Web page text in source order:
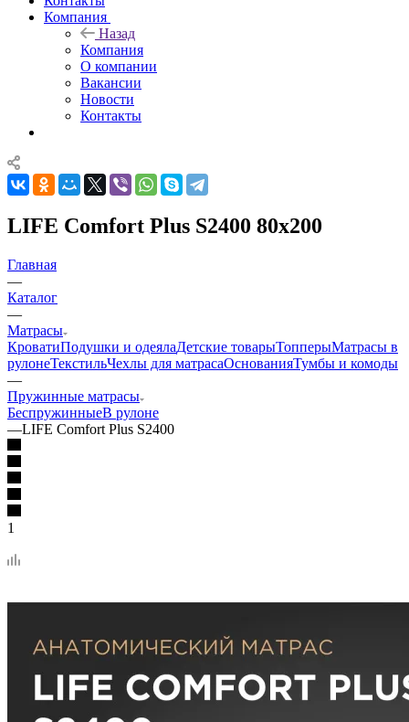
Компания
Назад
Компания
О компании
Вакансии
Новости
Контакты
LIFE Comfort Plus S2400 80x200
Главная
—
Каталог
—
Матрасы
КроватиПодушки и одеялаДетские товарыТопперыМатрасы в
рулонеТекстильЧехлы для матрасаОснованияТумбы и комоды
—
Пружинные матрасы
БеспружинныеВ рулоне
—LIFE Comfort Plus S2400
1